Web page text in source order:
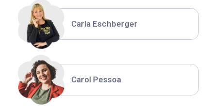
Carla Eschberger
Carol Pessoa